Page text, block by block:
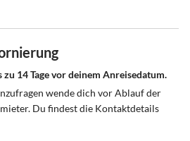
zu 14 Tage vor deinem Anreisedatum.
wende dich vor Ablauf der
Du findest die Kontaktdetails